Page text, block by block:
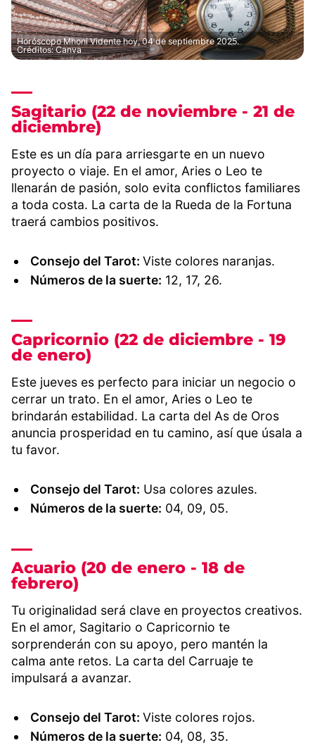
Horóscopo Mhoni Vidente hoy, 04 de septiembre 2025.
Créditos: Canva
Sagitario (22 de noviembre - 21 de
diciembre)
Este es un día para arriesgarte en un nuevo
proyecto o viaje. En el amor, Aries o Leo te
llenarán de pasión, solo evita conflictos familiares
a toda costa. La carta de la Rueda de la Fortuna
traerá cambios positivos.
Consejo del Tarot:Viste colores naranjas.
Números de la suerte: 12, 17, 26.
Capricornio (22 de diciembre - 19
de enero)
Este jueves es perfecto para iniciar un negocio o
cerrar un trato. En el amor, Aries o Leo te
brindarán estabilidad. La carta del As de Oros
anuncia prosperidad en tu camino, así que úsala a
tu favor.
Consejo del Tarot: Usa colores azules.
Números de la suerte: 04, 09, 05.
Acuario (20 de enero - 18 de
febrero)
Tu originalidad será clave en proyectos creativos.
En el amor, Sagitario o Capricornio te
sorprenderán con su apoyo, pero mantén la
calma ante retos. La carta del Carruaje te
impulsará a avanzar.
Consejo del Tarot:Viste colores rojos.
Números de la suerte: 04, 08, 35.